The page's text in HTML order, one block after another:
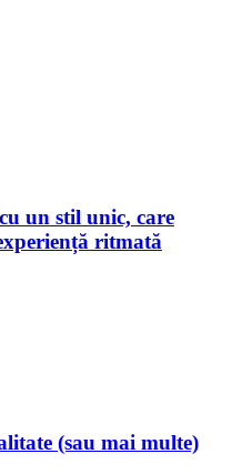
un stil unic, care
ritmată
(sau mai multe)